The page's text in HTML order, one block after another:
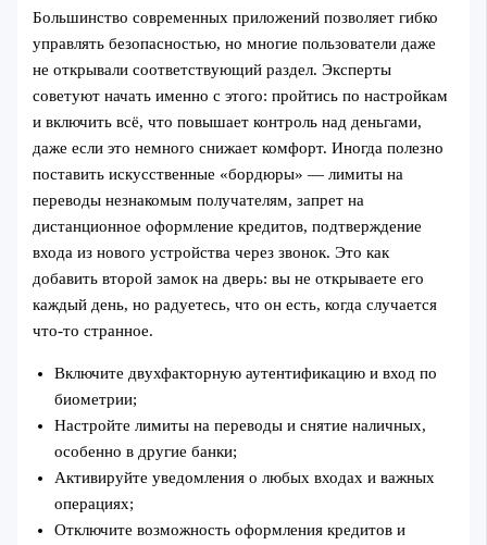
Большинство современных приложений позволяет гибко
управлять безопасностью, но многие пользователи даже
не открывали соответствующий раздел. Эксперты
советуют начать именно с этого: пройтись по настройкам
и включить всё, что повышает контроль над деньгами,
даже если это немного снижает комфорт. Иногда полезно
поставить искусственные «бордюры» — лимиты на
переводы незнакомым получателям, запрет на
дистанционное оформление кредитов, подтверждение
входа из нового устройства через звонок. Это как
добавить второй замок на дверь: вы не открываете его
каждый день, но радуетесь, что он есть, когда случается
что-то странное.
Включите двухфакторную аутентификацию и вход по
биометрии;
Настройте лимиты на переводы и снятие наличных,
особенно в другие банки;
Активируйте уведомления о любых входах и важных
операциях;
Отключите возможность оформления кредитов и